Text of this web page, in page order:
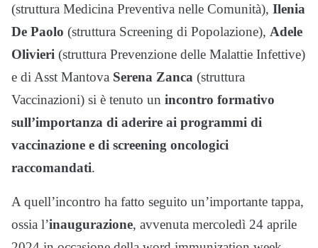
(struttura Medicina Preventiva nelle Comunità), Ilenia
De Paolo (struttura Screening di Popolazione), Adele
Olivieri (struttura Prevenzione delle Malattie Infettive)
e di Asst Mantova Serena Zanca (struttura
Vaccinazioni) si è tenuto un incontro formativo
sull’importanza di aderire ai programmi di
vaccinazione e di screening oncologici
raccomandati.
A quell’incontro ha fatto seguito un’importante tappa,
ossia l’inaugurazione, avvenuta mercoledì 24 aprile